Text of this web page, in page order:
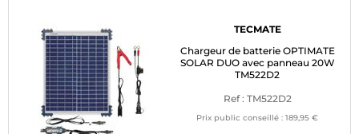
TECMATE
Chargeur de batterie OPTIMATE
SOLAR DUO avec panneau 20W
TM522D2
Ref : TM522D2
Prix public conseillé : 189,95 €